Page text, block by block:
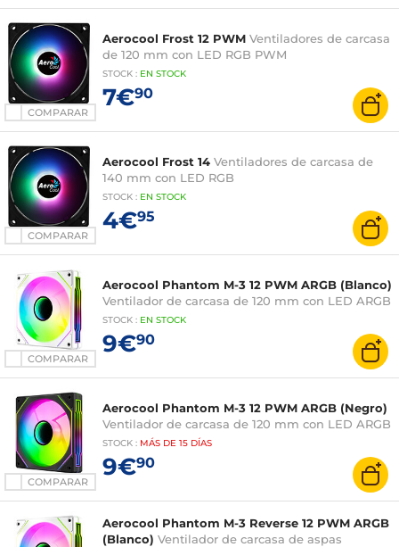
COMPARAR
Aerocool Frost 12 PWM Ventiladores de carcasa
de 120 mm con LED RGB PWM
STOCK : EN STOCK
7€90
COMPARAR
Aerocool Frost 14 Ventiladores de carcasa de
140 mm con LED RGB
STOCK : EN STOCK
4€95
COMPARAR
Aerocool Phantom M-3 12 PWM ARGB (Blanco)
Ventilador de carcasa de 120 mm con LED ARGB
STOCK : EN STOCK
9€90
COMPARAR
Aerocool Phantom M-3 12 PWM ARGB (Negro)
Ventilador de carcasa de 120 mm con LED ARGB
STOCK : MÁS DE 15 DÍAS
9€90
Aerocool Phantom M-3 Reverse 12 PWM ARGB
(Blanco) Ventilador de carcasa de aspas